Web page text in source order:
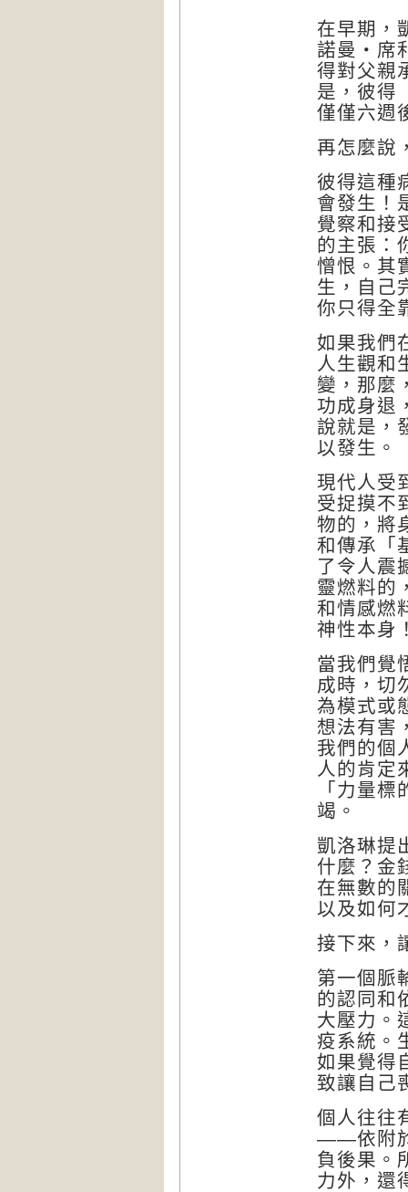
在早期，
諾曼‧席
得對父親
是，彼得
僅僅六週
再怎麼說
彼得這種
會發生！
覺察和接
的主張：
憎恨。其
生，自己
你只得全
如果我們
人生觀和
變，那麼
功成身退
說就是，
以發生。
現代人受
受捉摸不
物的，將
和傳承「
了令人震
靈燃料的
和情感燃
神性本身
當我們覺
成時，切
為模式或
想法有害
我們的個
人的肯定
「力量
竭。
凱洛琳提
什麼？金
在無數的
以及如何
接下來，
第一個脈
的認同和
大壓力。
疫系統。
如果覺得
致讓自己
個人往往
——依附於
負後果。
力外，還